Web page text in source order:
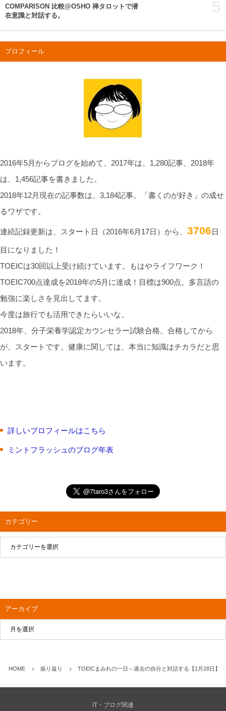
COMPARISON 比較@OSHO 禅タロットで潜
在意識と対話する。
プロフィール
2016年5月からブログを始めて、2017年は、1,280記事、2018年
は、1,456記事を書きました。
2018年12月現在の記事数は、3,184記事。「書くのが好き」の成せ
るワザです。
連続記録更新は、スタート日（2016年6月17日）から、 3706日
目になりました！
TOEICは30回以上受け続けています。もはやライフワーク！
TOEIC700点達成を2018年の5月に達成！目標は900点。多言語の
勉強に楽しさを見出してます。
今度は旅行でも活用できたらいいな。
2018年、分子栄養学認定カウンセラー試験合格。合格してから
が、スタートです。健康に関しては、本当に知識はチカラだと思
います。
詳しいプロフィールはこちら
ミントフラッシュのブログ年表
カテゴリー
アーカイブ
HOME 振り返り TOEICまみれの一日～過去の自分と対話する【1月28日】
IT・ブログ関連